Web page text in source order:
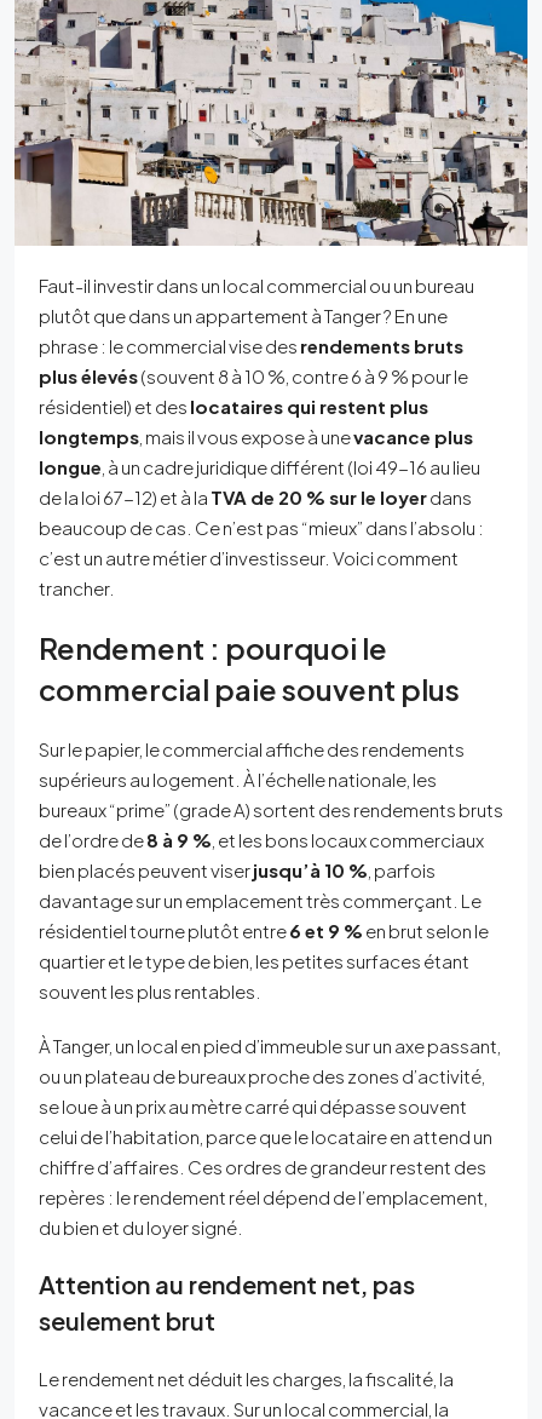
Faut-il investir dans un local commercial ou un bureau
plutôt que dans un appartement à Tanger ? En une
phrase : le commercial vise des rendements bruts
plus élevés(souvent 8 à 10 %, contre 6 à 9 % pour le
résidentiel) et des locataires qui restent plus
longtemps , mais il vous expose à unevacance plus
longue , à un cadre juridique différent (loi 49-16 au lieu
de la loi 67-12) et à la TVA de 20 % sur le loyerdans
beaucoup de cas. Ce n’est pas “mieux” dans l’absolu :
c’est un autre métier d’investisseur. Voici comment
trancher.
Rendement : pourquoi le
commercial paie souvent plus
Sur le papier, le commercial affiche des rendements
supérieurs au logement. À l’échelle nationale, les
bureaux “prime” (grade A) sortent des rendements bruts
de l’ordre de8 à 9 % , et les bons locaux commerciaux
bien placés peuvent viserjusqu’à 10 % , parfois
davantage sur un emplacement très commerçant. Le
résidentiel tourne plutôt entre6 et 9 % en brut selon le
quartier et le type de bien, les petites surfaces étant
souvent les plus rentables.
À Tanger, un local en pied d’immeuble sur un axe passant,
ou un plateau de bureaux proche des zones d’activité,
se loue à un prix au mètre carré qui dépasse souvent
celui de l’habitation, parce que le locataire en attend un
chiffre d’affaires. Ces ordres de grandeur restent des
repères : le rendement réel dépend de l’emplacement,
du bien et du loyer signé.
Attention au rendement net, pas
seulement brut
Le rendement net déduit les charges, la fiscalité, la
vacance et les travaux. Sur un local commercial, la